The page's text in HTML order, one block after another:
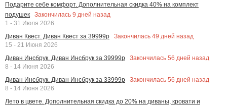
Подарите себе комфорт. Дополнительная скидка 40% на комплект
подушек
Закончилась 9 дней назад
1 - 31 Июля 2026
Диван Квест. Диван Квест за 39999р
Закончилась 49 дней назад
15 - 21 Июня 2026
Диван Инсбрук. Диван Инсбрук за 39999р
Закончилась 56 дней назад
8 - 14 Июня 2026
Диван Инсбрук. Диван Инсбрук за 33999р
Закончилась 56 дней назад
8 - 14 Июня 2026
Лето в цвете. Дополнительная скидка до 20% на диваны, кровати и